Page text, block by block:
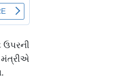
ઉપરની
મંત્રીએ